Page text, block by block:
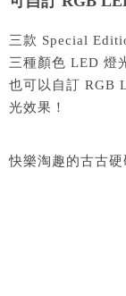
三款 Special
三種顏色 LED 燈
也可以自訂 RGB
光效果！
快樂淘趣的古古